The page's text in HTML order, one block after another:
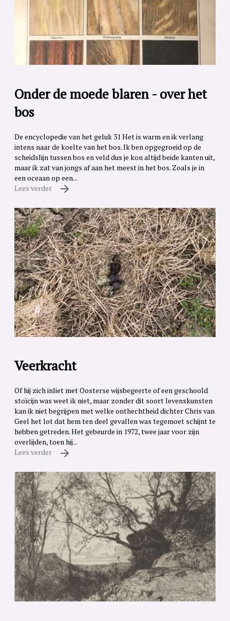
Onder de moede blaren - over het
bos
De encyclopedie van het geluk 31 Het is warm en ik verlang
intens naar de koelte van het bos. Ik ben opgegroeid op de
scheidslijn tussen bos en veld dus je kon altijd beide kanten uit,
maar ik zat van jongs af aan het meest in het bos. Zoals je in
een oceaan op een...
Lees verder
Veerkracht
Of hij zich inliet met Oosterse wijsbegeerte of een geschoold
stoïcijn was weet ik niet, maar zonder dit soort levenskunsten
kan ik niet begrijpen met welke onthechtheid dichter Chris van
Geel het lot dat hem ten deel gevallen was tegemoet schijnt te
hebben getreden. Het gebeurde in 1972, twee jaar voor zijn
overlijden, toen hij...
Lees verder